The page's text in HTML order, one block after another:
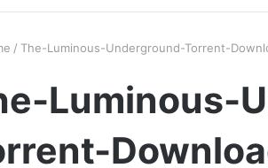
/ The-Luminous-Underground-Torrent-
Luminous-